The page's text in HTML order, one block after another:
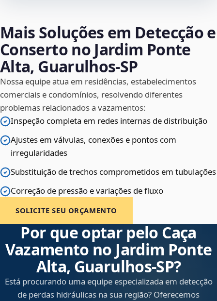
Mais Soluções em Detecção e
Conserto no Jardim Ponte
Alta, Guarulhos‑SP
Nossa equipe atua em residências, estabelecimentos
comerciais e condomínios, resolvendo diferentes
problemas relacionados a vazamentos:
Inspeção completa em redes internas de distribuição
Ajustes em válvulas, conexões e pontos com
irregularidades
Substituição de trechos comprometidos em tubulações
Correção de pressão e variações de fluxo
SOLICITE SEU ORÇAMENTO
Por que optar pelo Caça
Vazamento no Jardim Ponte
Alta, Guarulhos‑SP?
Está procurando uma equipe especializada em detecção
de perdas hidráulicas na sua região? Oferecemos